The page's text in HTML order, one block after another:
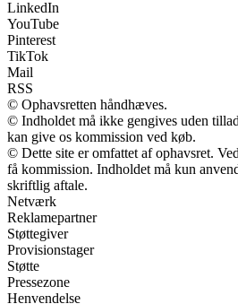
LinkedIn
YouTube
Pinterest
TikTok
Mail
RSS
© Ophavsretten håndhæves.
© Indholdet må ikke gengives uden
kan give os kommission ved køb.
© Dette site er omfattet af ophavsret.
få kommission. Indholdet må kun
skriftlig aftale.
Netværk
Reklamepartner
Støttegiver
Provisionstager
Støtte
Pressezone
Henvendelse